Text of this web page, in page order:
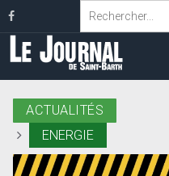
ACTUALITÉS
ENERGIE